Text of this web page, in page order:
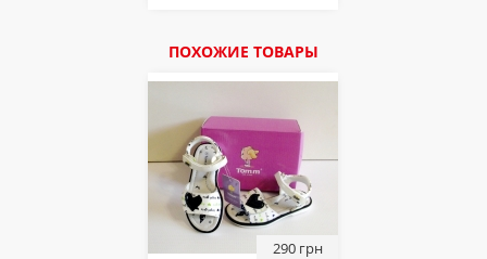
ПОХОЖИЕ ТОВАРЫ
290 грн